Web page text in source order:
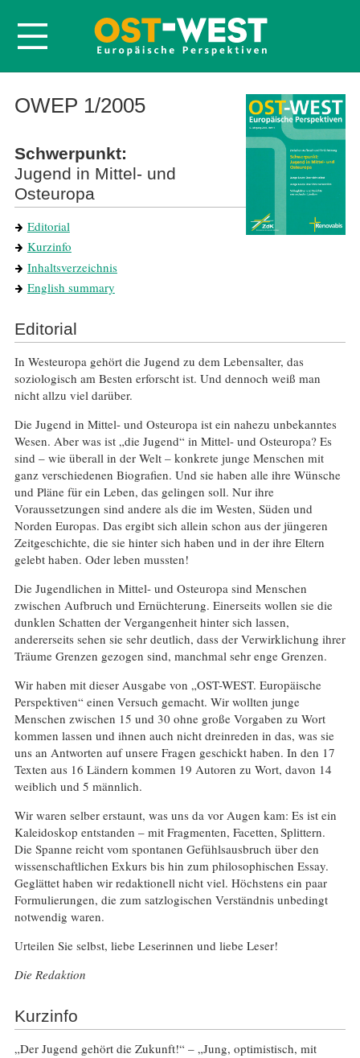
Startseite
Volltexte
Probeheft
Nachbestellen
Abonnieren
Kontakt
OWEP 1/2005
Schwerpunkt:
Jugend in Mittel- und
Osteuropa
Editorial
Kurzinfo
Inhaltsverzeichnis
English summary
Editorial
In Westeuropa gehört die Jugend zu dem Lebensalter, das
soziologisch am Besten erforscht ist. Und dennoch weiß man
nicht allzu viel darüber.
Die Jugend in Mittel- und Osteuropa ist ein nahezu unbekanntes
Wesen. Aber was ist „die Jugend“ in Mittel- und Osteuropa? Es
sind – wie überall in der Welt – konkrete junge Menschen mit
ganz verschiedenen Biografien. Und sie haben alle ihre Wünsche
und Pläne für ein Leben, das gelingen soll. Nur ihre
Voraussetzungen sind andere als die im Westen, Süden und
Norden Europas. Das ergibt sich allein schon aus der jüngeren
Zeitgeschichte, die sie hinter sich haben und in der ihre Eltern
gelebt haben. Oder leben mussten!
Die Jugendlichen in Mittel- und Osteuropa sind Menschen
zwischen Aufbruch und Ernüchterung. Einerseits wollen sie die
dunklen Schatten der Vergangenheit hinter sich lassen,
andererseits sehen sie sehr deutlich, dass der Verwirklichung ihrer
Träume Grenzen gezogen sind, manchmal sehr enge Grenzen.
Wir haben mit dieser Ausgabe von „OST-WEST. Europäische
Perspektiven“ einen Versuch gemacht. Wir wollten junge
Menschen zwischen 15 und 30 ohne große Vorgaben zu Wort
kommen lassen und ihnen auch nicht dreinreden in das, was sie
uns an Antworten auf unsere Fragen geschickt haben. In den 17
Texten aus 16 Ländern kommen 19 Autoren zu Wort, davon 14
weiblich und 5 männlich.
Wir waren selber erstaunt, was uns da vor Augen kam: Es ist ein
Kaleidoskop entstanden – mit Fragmenten, Facetten, Splittern.
Die Spanne reicht vom spontanen Gefühlsausbruch über den
wissenschaftlichen Exkurs bis hin zum philosophischen Essay.
Geglättet haben wir redaktionell nicht viel. Höchstens ein paar
Formulierungen, die zum satzlogischen Verständnis unbedingt
notwendig waren.
Urteilen Sie selbst, liebe Leserinnen und liebe Leser!
Die Redaktion
Kurzinfo
„Der Jugend gehört die Zukunft!“ – „Jung, optimistisch, mit